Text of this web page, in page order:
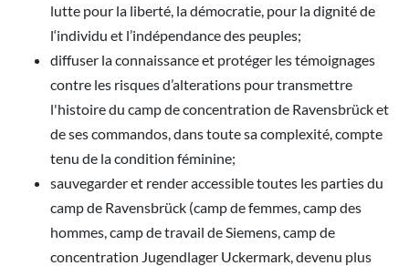
lutte pour la liberté, la démocratie, pour la dignité de
l‘individu et l’indépendance des peuples;
diffuser la connaissance et protéger les témoignages
contre les risques d’alterations pour transmettre
l'histoire du camp de concentration de Ravensbrück et
de ses commandos, dans toute sa complexité, compte
tenu de la condition féminine;
sauvegarder et render accessible toutes les parties du
camp de Ravensbrück (camp de femmes, camp des
hommes, camp de travail de Siemens, camp de
concentration Jugendlager Uckermark, devenu plus